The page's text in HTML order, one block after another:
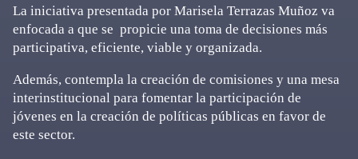
La iniciativa presentada por Marisela Terrazas Muñoz va
enfocada a que se propicie una toma de decisiones más
participativa, eficiente, viable y organizada.
Además, contempla la creación de comisiones y una mesa
interinstitucional para fomentar la participación de
jóvenes en la creación de políticas públicas en favor de
este sector.